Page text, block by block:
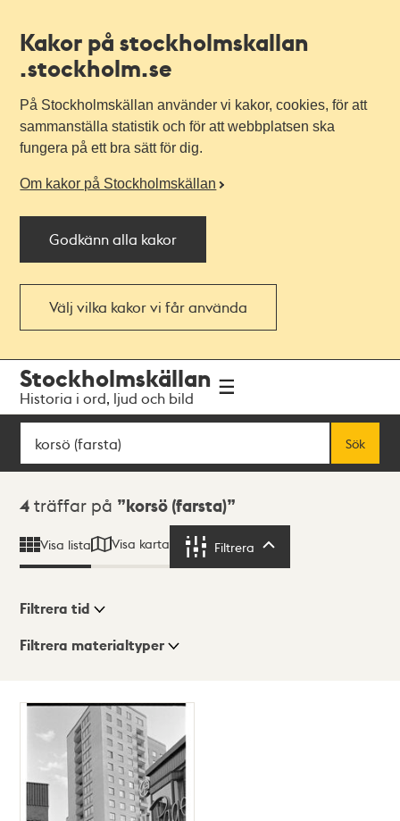
Kakor på stockholmskallan
.stockholm.se
På Stockholmskällan använder vi kakor, cookies, för att
sammanställa statistik och för att webbplatsen ska
fungera på ett bra sätt för dig.
Om kakor på Stockholmskällan
Godkänn alla kakor
Välj vilka kakor vi får använda
navigationen
huvudinnehållet
Stockholmskällan
Historia i ord, ljud och bild
Sök
Sök
Sökresultat
4 träffar på korsö (farsta)
Visa lista Visa karta Filtrera
Visningsläge
Karta
Filtrera tid
Filtrera materialtyper
träffar